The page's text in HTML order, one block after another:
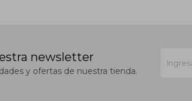
newsletter
y ofertas de nuestra tienda.